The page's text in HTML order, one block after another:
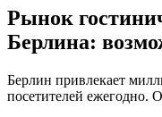
Рынок
Берлина:
Берлин привлекает
посетителей ежегодно.